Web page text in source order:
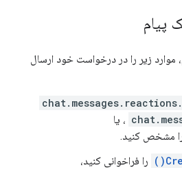
پیام
موارد زیر را در درخواست خود ارسال
، یا
مشخص کنید.
را فراخوانی کنید،